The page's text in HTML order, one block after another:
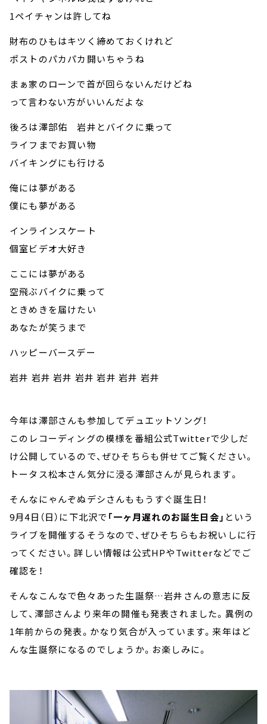
1ペイチャンは許してね
財布のひもはキツく締めておくけれど
ポストのパカパカ開いちゃうね
まぁ家のローンで首が回らないんだけどね
って言わない方がいいんだよな
後ろは澤部佑 岩井とバイクに乗って
ライフまでお買い物
バイキングにも行ける
俺には夢がある
僕にも夢がある
インラインスケート
個室ビデオ大好き
ここには夢がある
空飛ぶバイクに乗って
ときめきを届けたい
あなたが笑うまで
ハッピーバースデー
岩井 岩井 岩井 岩井 岩井 岩井 岩井
今年は澤部さんも参加してデュエットソング！
このレコーディングの模様を番組公式Twitterで少しだ
け公開しているので、ぜひそちらも併せてご覧ください。
トータス松本さん気分に浸る澤部さんが見られます。
そんなにゃんぞぬデシさんももうすぐ誕生日！
9月4日（日）に下北沢で 「一ヶ月遅れのお誕生日会」 という
ライブを開催するそうなので、ぜひそちらもお祝いしに行
ってください。詳しい情報は公式HPやTwitterなどでご
確認を！
そんなこんなで色々あった生誕祭…岩井さんの意志に反
して、澤部さんより来年の開催も発表されました。異例の
1年前からの発表。かなり気合が入っています。来年はど
んな生誕祭になるのでしょうか。お楽しみに。